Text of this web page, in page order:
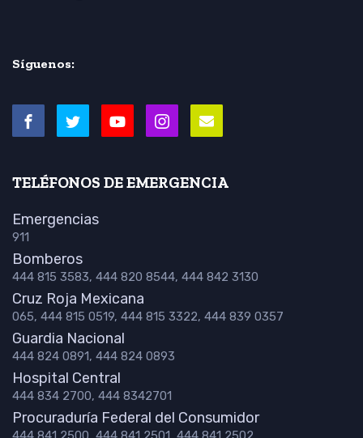
Síguenos:
TELÉFONOS DE EMERGENCIA
Emergencias
911
Bomberos
444 815 3583, 444 820 8544, 444 842 3130
Cruz Roja Mexicana
065, 444 815 0519, 444 815 3322, 444 839 0357
Guardia Nacional
444 824 0891, 444 824 0893
Hospital Central
444 834 2700, 444 8342701
Procuraduría Federal del Consumidor